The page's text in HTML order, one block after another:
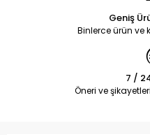
Geniş
Binlerce ürün
7 /
Öneri ve